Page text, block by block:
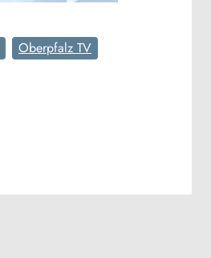
Oberpfalz TV